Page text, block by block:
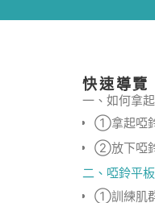
快速導覽
一、如何拿
①拿起啞
②放下啞
二、啞鈴平
①訓練肌